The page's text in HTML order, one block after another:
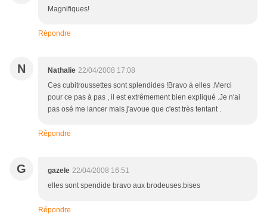
Magnifiques!
Répondre
N Nathalie 22/04/2008 17:08
Ces cubitroussettes sont splendides !Bravo à elles .Merci
pour ce pas à pas , il est extrêmement bien expliqué .Je n'ai
pas osé me lancer mais j'avoue que c'est très tentant .
Répondre
G gazele 22/04/2008 16:51
elles sont spendide bravo aux brodeuses.bises
Répondre